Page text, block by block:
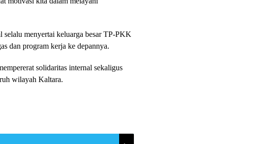
selalu menyertai keluarga besar TP-PKK
dan program kerja ke depannya.
solidaritas internal sekaligus
wilayah Kaltara.